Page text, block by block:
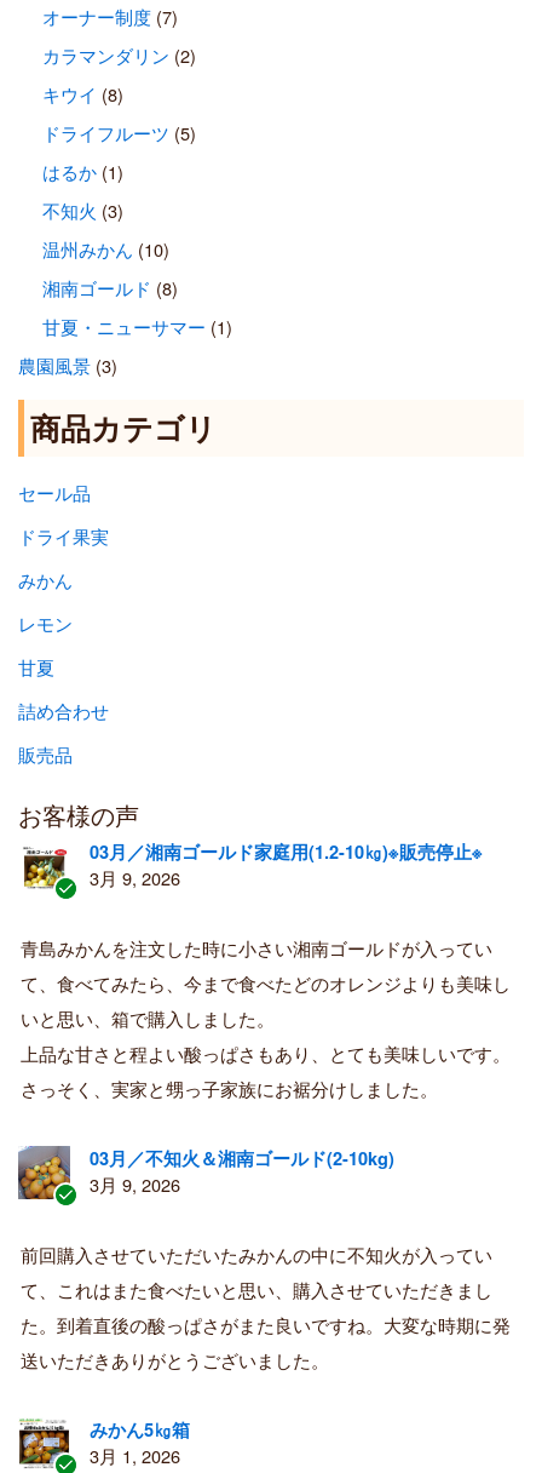
オーナー制度(7)
カラマンダリン (2)
キウイ (8)
ドライフルーツ (5)
はるか(1)
不知火 (3)
温州みかん (10)
湘南ゴールド (8)
甘夏・ニューサマー (1)
農園風景(3)
商品カテゴリ
セール品
ドライ果実
みかん
レモン
甘夏
詰め合わせ
販売品
お客様の声
証
済
み
購
者
03月／湘南ゴールド家庭用(1.2-10㎏)※販売停止※
3月 9, 2026
青島みかんを注文した時に小さい湘南ゴールドが入ってい
て、食べてみたら、今まで食べたどのオレンジよりも美味し
いと思い、箱で購入しました。
上品な甘さと程よい酸っぱさもあり、とても美味しいです。
さっそく、実家と甥っ子家族にお裾分けしました。
証
済
み
購
者
03月／不知火＆湘南ゴールド(2-10kg)
3月 9, 2026
前回購入させていただいたみかんの中に不知火が入ってい
て、これはまた食べたいと思い、購入させていただきまし
た。到着直後の酸っぱさがまた良いですね。大変な時期に発
送いただきありがとうございました。
みかん5㎏箱
3月 1, 2026